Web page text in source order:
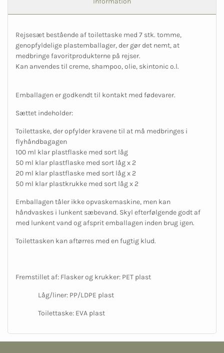
Rejsesæt bestående af toilettaske med 7 stk. tomme,
genopfyldelige plastemballager, der gør det nemt, at
medbringe favoritprodukterne på rejser.
Kan anvendes til creme, shampoo, olie, skintonic o.l.
Emballagen er godkendt til kontakt med fødevarer.
Sættet indeholder:
Toilettaske, der opfylder kravene til at må medbringes i
flyhåndbagagen
100 ml klar plastflaske med sort låg
50 ml klar plastflaske med sort låg x 2
20 ml klar plastflaske med sort låg x 2
50 ml klar plastkrukke med sort låg x 2
Emballagen tåler ikke opvaskemaskine, men kan
håndvaskes i lunkent sæbevand. Skyl efterfølgende godt af
med lunkent vand og afsprit emballagen inden brug igen.
Toilettasken kan aftørres med en fugtig klud.
Fremstillet af: Flasker og krukker: PET plast
Låg/liner: PP/LDPE plast
Toilettaske: EVA plast